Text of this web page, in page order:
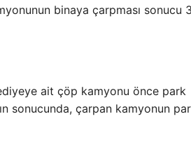
binaya çarpması sonucu 3
ait çöp kamyonu önce park
sonucunda, çarpan kamyonun